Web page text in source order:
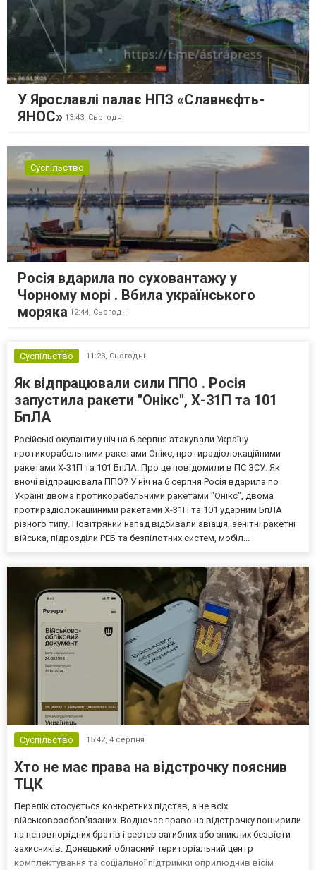
У Ярославлі палає НПЗ «Славнєфть-
ЯНОС» 13:43, Сьогодні
Суспільство
Росія вдарила по суховантажу у
Чорному морі . Вбила українського
моряка 12:44, Сьогодні
Суспільство 11:23, Сьогодні
Як відпрацювали сили ППО . Росія
запустила ракети "Онікс", Х-31П та 101
БпЛА
Російські окупанти у ніч на 6 серпня атакували Україну
протикорабельними ракетами Онікс, протирадіолокаційними
ракетами Х-31П та 101 БпЛА. Про це повідомили в ПС ЗСУ. Як
вночі відпрацювала ППО? У ніч на 6 серпня Росія вдарила по
Україні двома протикорабельними ракетами "Онікс", двома
протирадіолокаційними ракетами Х-31П та 101 ударним БпЛА
різного типу. Повітряний напад відбивали авіація, зенітні ракетні
війська, підрозділи РЕБ та безпілотних систем, мобіл...
Суспільство 15:42, 4 серпня
Хто не має права на відстрочку пояснив
ТЦК
Перелік стосується конкретних підстав, а не всіх
військовозобов’язаних. Водночас право на відстрочку поширили
на неповнорідних братів і сестер загиблих або зниклих безвісти
захисників. Донецький обласний територіальний центр
комплектування та соціальної підтримки оприлюднив вісім